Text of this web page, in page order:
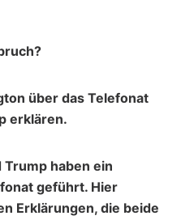
über das Telefonat
erklären.
Trump haben ein
geführt. Hier
Erklärungen, die beide